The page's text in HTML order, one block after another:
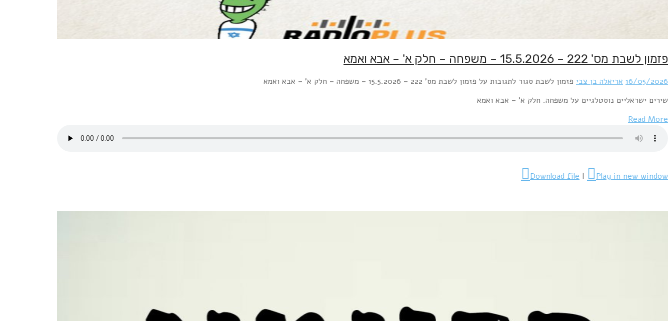
פזמון לשבת מס' 222 – 15.5.2026 – משפחה – חלק א' – אבא ואמא
16/05/2026 אריאלה בן צבי פזמון לשבת סגור לתגובות על פזמון לשבת מס' 222 – 15.5.2026 – משפחה – חלק א' – אבא ואמא
שירים ישראליים נוסטלגיים על משפחה. חלק א' – אבא ואמא
Read More
Download file | Play in new window